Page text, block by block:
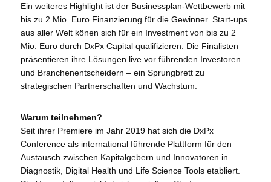
Ein weiteres Highlight ist der Businessplan-Wettbewerb mit
bis zu 2 Mio. Euro Finanzierung für die Gewinner. Start-ups
aus aller Welt könen sich für ein Investment von bis zu 2
Mio. Euro durch DxPx Capital qualifizieren. Die Finalisten
präsentieren ihre Lösungen live vor führenden Investoren
und Branchenentscheidern – ein Sprungbrett zu
strategischen Partnerschaften und Wachstum.
Warum teilnehmen?
Seit ihrer Premiere im Jahr 2019 hat sich die DxPx
Conference als international führende Plattform für den
Austausch zwischen Kapitalgebern und Innovatoren in
Diagnostik, Digital Health und Life Science Tools etabliert.